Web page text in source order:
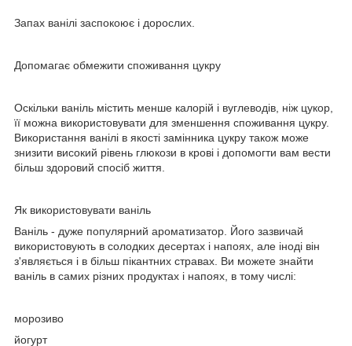
Запах ванілі заспокоює і дорослих.
Допомагає обмежити споживання цукру
Оскільки ваніль містить менше калорій і вуглеводів, ніж цукор,
її можна використовувати для зменшення споживання цукру.
Використання ванілі в якості замінника цукру також може
знизити високий рівень глюкози в крові і допомогти вам вести
більш здоровий спосіб життя.
Як використовувати ваніль
Ваніль - дуже популярний ароматизатор. Його зазвичай
використовують в солодких десертах і напоях, але іноді він
з'являється і в більш пікантних стравах. Ви можете знайти
ваніль в самих різних продуктах і напоях, в тому числі:
морозиво
йогурт